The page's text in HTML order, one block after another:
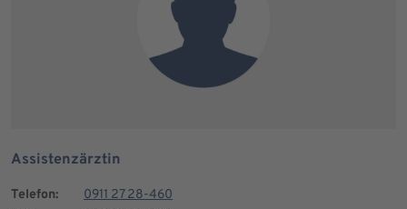
Assistenzärztin
Telefon:
0911 27 28-460